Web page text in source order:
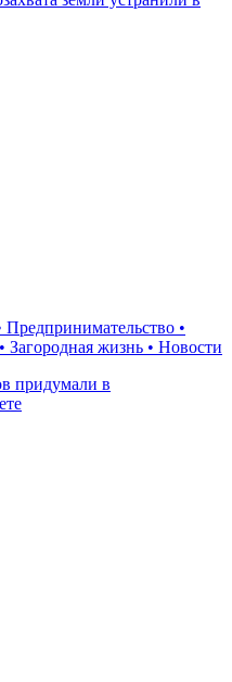
Предпринимательство •
Загородная жизнь • Новости
придумали в